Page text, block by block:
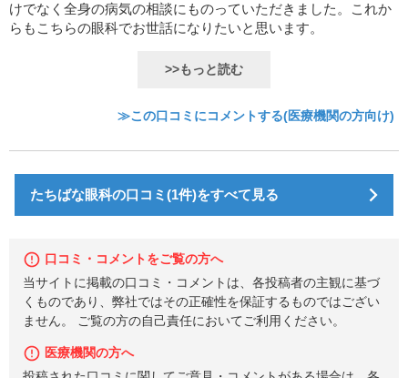
けでなく全身の病気の相談にものっていただきました。これか
らもこちらの眼科でお世話になりたいと思います。
>>もっと読む
≫この口コミにコメントする(医療機関の方向け)
たちばな眼科の口コミ(1件)をすべて見る
口コミ・コメントをご覧の方へ
当サイトに掲載の口コミ・コメントは、各投稿者の主観に基づ
くものであり、弊社ではその正確性を保証するものではござい
ません。 ご覧の方の自己責任においてご利用ください。
医療機関の方へ